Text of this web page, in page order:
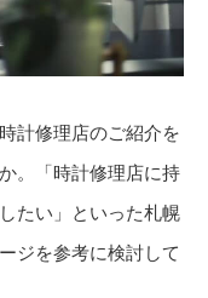
計修理店のご紹介を
。「時計修理店に持
たい」といった札幌
ジを参考に検討して